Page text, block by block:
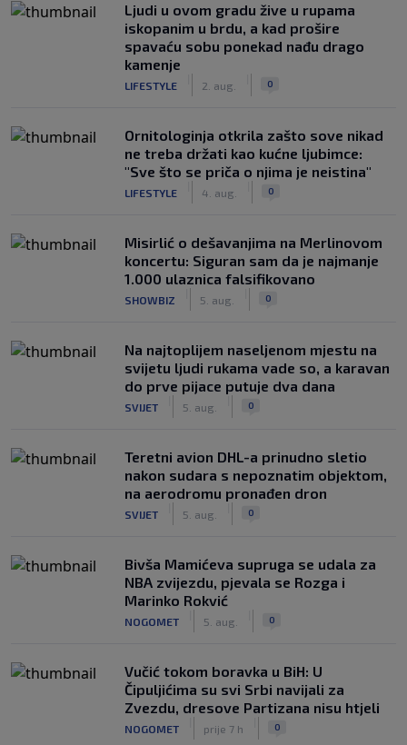
Ljudi u ovom gradu žive u rupama
iskopanim u brdu, a kad prošire
spavaću sobu ponekad nađu drago
kamenje
LIFESTYLE 2. aug. 0
Ornitologinja otkrila zašto sove nikad
ne treba držati kao kućne ljubimce:
"Sve što se priča o njima je neistina"
LIFESTYLE 4. aug. 0
Misirlić o dešavanjima na Merlinovom
koncertu: Siguran sam da je najmanje
1.000 ulaznica falsifikovano
SHOWBIZ 5. aug. 0
Na najtoplijem naseljenom mjestu na
svijetu ljudi rukama vade so, a karavan
do prve pijace putuje dva dana
SVIJET 5. aug. 0
Teretni avion DHL-a prinudno sletio
nakon sudara s nepoznatim objektom,
na aerodromu pronađen dron
SVIJET 5. aug. 0
Bivša Mamićeva supruga se udala za
NBA zvijezdu, pjevala se Rozga i
Marinko Rokvić
NOGOMET 5. aug. 0
Vučić tokom boravka u BiH: U
Čipuljićima su svi Srbi navijali za
Zvezdu, dresove Partizana nisu htjeli
NOGOMET prije 7 h 0